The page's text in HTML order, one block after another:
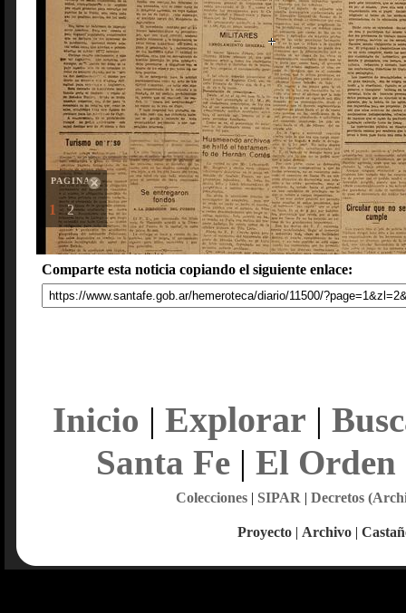
PAGINAS
1 2
Comparte esta noticia copiando el siguiente enlace:
Inicio | Explorar |
Santa Fe| El Orden
Colecciones| SIPAR | Decretos
Proyecto | Archivo |